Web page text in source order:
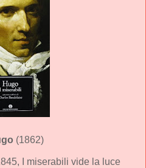
(1862)
I miserabili vide la luce